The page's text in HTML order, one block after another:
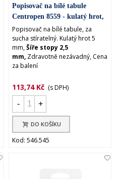
Popisovač na bílé tabule
Centropen 8559 - kulatý hrot,
sada 4 barev
Popisovač na bílé tabule, za
sucha stíratelný. Kulatý hrot 5
mm,Šíře stopy 2,5
mm, Zdravotně nezávadný, Cena
za balení
113,74 Kč (s DPH)
-
+
DO KOŠÍKU
Kod: 546.545